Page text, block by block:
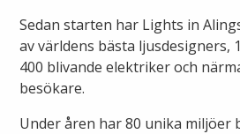
Manuell frånkoppling
Felanmälan
Driftstörningar
Varför blir det strömavbrott?
Flyttanmälan
Kundservice
Sedan starten har Lights in
av världens bästa ljusdesigners,
400 blivande elektriker och
besökare.
Under åren har 80 unika miljöer